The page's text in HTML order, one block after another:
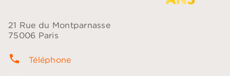
21 Rue du Montparnasse
75006 Paris
phone Téléphone